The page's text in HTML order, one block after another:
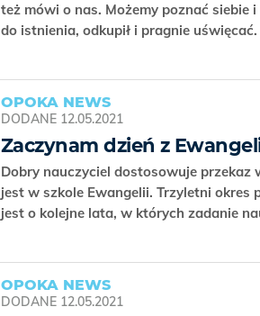
też mówi o nas. Możemy poznać siebie
do istnienia, odkupił i pragnie uświęcać.
OPOKA NEWS
DODANE 12.05.2021
Zaczynam dzień z
Dobry nauczyciel dostosowuje przekaz
jest w szkole Ewangelii. Trzyletni okres
jest o kolejne lata, w których zadanie
OPOKA NEWS
DODANE 12.05.2021